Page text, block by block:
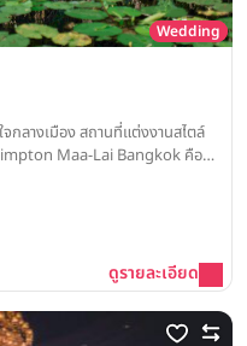
Wedding
กลางเมือง สถานที่แต่งงานสไตล์
Maa-Lai Bangkok คือ
เศษของคุณ ไม่ว่าจะเป็นงานวิวาห์
งข้าง
ดูรายละเอียด